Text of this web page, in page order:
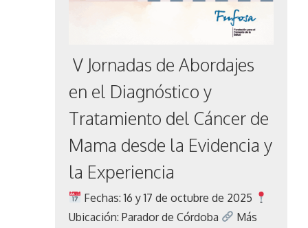
V Jornadas de Abordajes
en el Diagnóstico y
Tratamiento del Cáncer de
Mama desde la Evidencia y
la Experiencia
Fechas: 16 y 17 de octubre de 2025
Ubicación: Parador de Córdoba
Más